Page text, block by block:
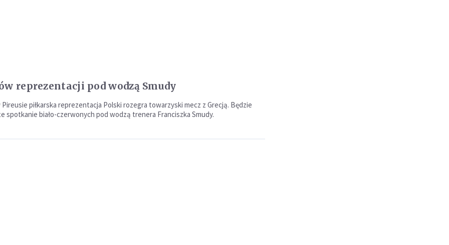
reprezentacji pod wodzą Smudy
piłkarska reprezentacja Polski rozegra towarzyski mecz z Grecją. Będzie
spotkanie biało-czerwonych pod wodzą trenera Franciszka Smudy.